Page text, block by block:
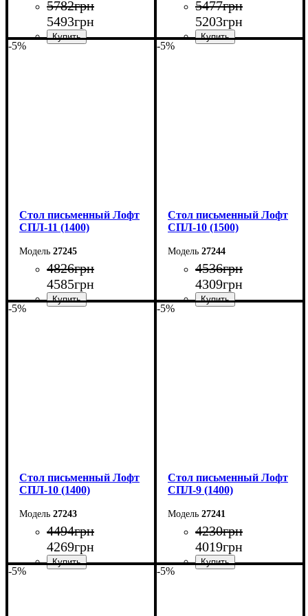
5782грн
5493грн
5477грн
5203грн
-5%
Стол письменный Лофт
СПЛ-11 (1400)
27245
4826грн
4585грн
-5%
Стол письменный Лофт
СПЛ-10 (1500)
27244
4536грн
4309грн
-5%
Стол письменный Лофт
СПЛ-10 (1400)
27243
4494грн
4269грн
-5%
Стол письменный Лофт
СПЛ-9 (1400)
27241
4230грн
4019грн
-5% -5%